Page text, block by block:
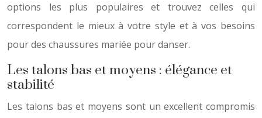
options les plus populaires et trouvez celles qui
correspondent le mieux à votre style et à vos besoins
pour des chaussures mariée pour danser.
Les talons bas et moyens : élégance et
stabilité
Les talons bas et moyens sont un excellent compromis